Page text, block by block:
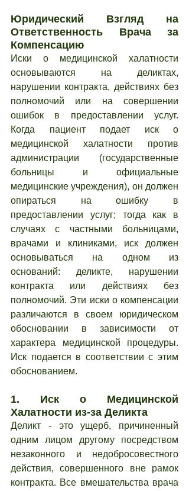
Юридический Взгляд на
Ответственность Врача за
Компенсацию
Иски о медицинской халатности
основываются на деликтах,
нарушении контракта, действиях без
полномочий или на совершении
ошибок в предоставлении услуг.
Когда пациент подает иск о
медицинской халатности против
администрации (государственные
больницы и официальные
медицинские учреждения), он должен
опираться на ошибку в
предоставлении услуг; тогда как в
случаях с частными больницами,
врачами и клиниками, иск должен
основываться на одном из
оснований: деликте, нарушении
контракта или действиях без
полномочий. Эти иски о компенсации
различаются в своем юридическом
обосновании в зависимости от
характера медицинской процедуры.
Иск подается в соответствии с этим
обоснованием.
1. Иск о Медицинской
Халатности из-за Деликта
Деликт - это ущерб, причиненный
одним лицом другому посредством
незаконного и недобросовестного
действия, совершенного вне рамок
контракта. Все вмешательства врача